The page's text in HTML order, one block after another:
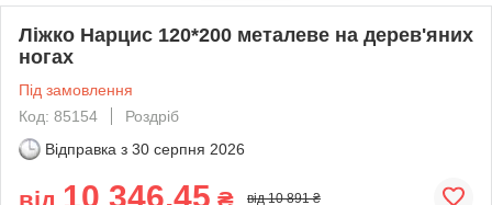
Ліжко Нарцис 120*200 металеве на дерев'яних
ногах
Під замовлення
Код: 85154
Роздріб
Відправка з 30 серпня 2026
10 346,45 від 10 891 ₴